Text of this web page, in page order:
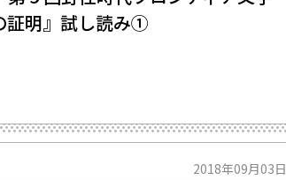
証明』試し読み①
2018年09月03日